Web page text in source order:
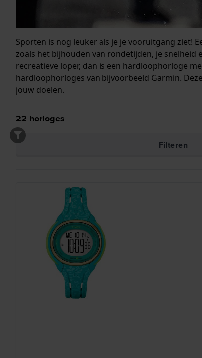
Sporten is nog leuker als je je vooruitgang ziet!
zoals het bijhouden van rondetijden, je snelheid
recreatieve loper, dan is een hardloophorloge
hardloophorloges van bijvoorbeeld Garmin.
jouw doelen.
22 horloges
Filteren